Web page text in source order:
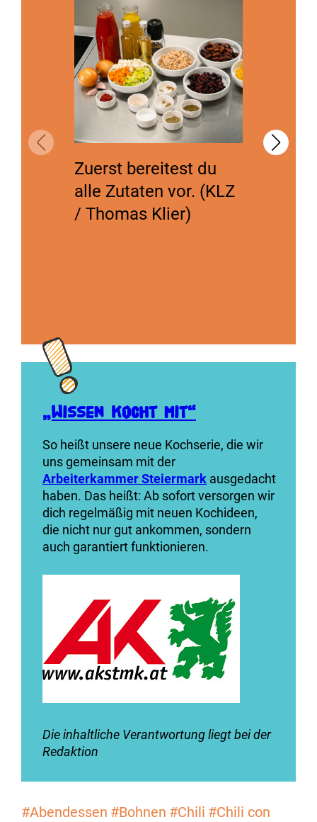
Zuerst bereitest du
alle Zutaten vor. (KLZ
/ Thomas Klier)
„Wissen kocht mit“
So heißt unsere neue Kochserie, die wir
uns gemeinsam mit der
ArbeiterkammerSteiermark ausgedacht
haben. Das heißt: Ab sofort versorgen wir
dich regelmäßig mit neuen Kochideen,
die nicht nur gut ankommen, sondern
auch garantiert funktionieren.
Die inhaltliche Verantwortung liegt bei der
Redaktion
#Abendessen #Bohnen #Chili #Chili con